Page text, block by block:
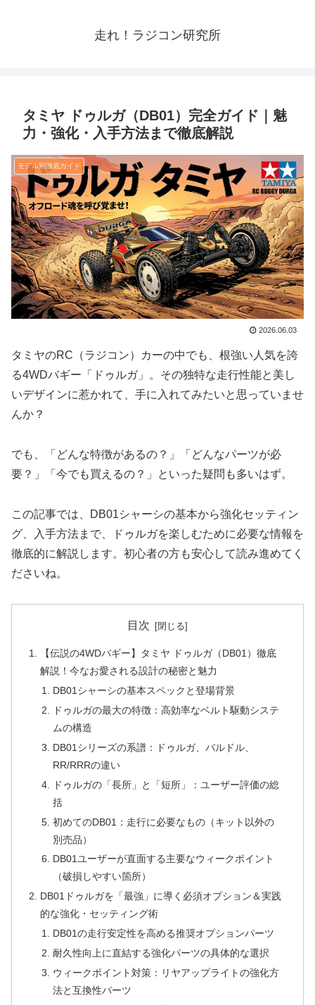
走れ！ラジコン研究所
タミヤ ドゥルガ（DB01）完全ガイド｜魅
力・強化・入手方法まで徹底解説
モデル別徹底ガイド
2026.06.03
タミヤのRC（ラジコン）カーの中でも、根強い人気を誇
る4WDバギー「ドゥルガ」。その独特な走行性能と美し
いデザインに惹かれて、手に入れてみたいと思っていませ
んか？
でも、「どんな特徴があるの？」「どんなパーツが必
要？」「今でも買えるの？」といった疑問も多いはず。
この記事では、DB01シャーシの基本から強化セッティン
グ、入手方法まで、ドゥルガを楽しむために必要な情報を
徹底的に解説します。初心者の方も安心して読み進めてく
ださいね。
目次
【伝説の4WDバギー】タミヤ ドゥルガ（DB01）徹底
解説！今なお愛される設計の秘密と魅力
DB01シャーシの基本スペックと登場背景
ドゥルガの最大の特徴：高効率なベルト駆動システ
ムの構造
DB01シリーズの系譜：ドゥルガ、バルドル、
RR/RRRの違い
ドゥルガの「長所」と「短所」：ユーザー評価の総
括
初めてのDB01：走行に必要なもの（キット以外の
別売品）
DB01ユーザーが直面する主要なウィークポイント
（破損しやすい箇所）
DB01ドゥルガを「最強」に導く必須オプション＆実践
的な強化・セッティング術
DB01の走行安定性を高める推奨オプションパーツ
耐久性向上に直結する強化パーツの具体的な選択
ウィークポイント対策：リヤアップライトの強化方
法と互換性パーツ